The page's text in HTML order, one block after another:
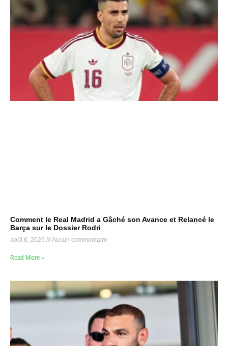
Comment le Real Madrid a Gâché son Avance et Relancé le
Barça sur le Dossier Rodri
août 6, 2026 Aucun commentaire
Read More »